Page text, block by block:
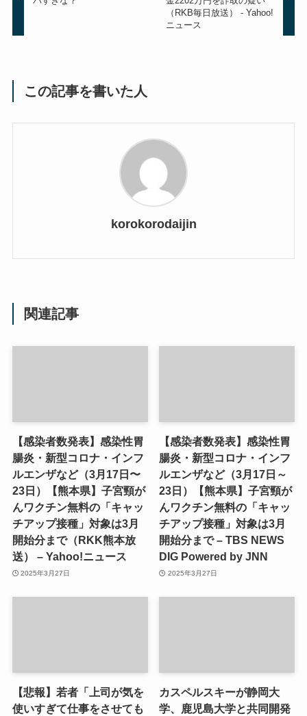
（RKB毎日放送） - Yahoo!
ニュース
この記事を書いた人
korokorodaijin
関連記事
【感染者数発表】感染性胃
腸炎・新型コロナ・インフ
ルエンザなど（3月17日〜
23日）【熊本県】子宮頸が
んワクチン無料の「キャッ
チアップ接種」対象は3月
開始分まで（RKK熊本放
送） – Yahoo!ニュース
2025年3月27日
【感染者数発表】感染性胃
腸炎・新型コロナ・インフ
ルエンザなど（3月17日～
23日）【熊本県】子宮頸が
んワクチン無料の「キャッ
チアップ接種」対象は3月
開始分まで – TBS NEWS
DIG Powered by JNN
2025年3月27日
【悲報】若者「上司が気を
使いすぎて仕事をさせても
カスペルスキーが静岡大
学、鹿児島大学と共同開発